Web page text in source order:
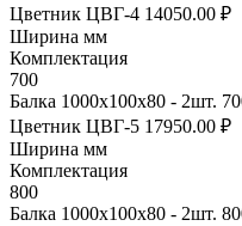
Цветник ЦВГ-4 14050.00 ₽
Ширина мм
Комплектация
700
Балка 1000х100х80 - 2шт.
Цветник ЦВГ-5 17950.00 ₽
Ширина мм
Комплектация
800
Балка 1000х100х80 - 2шт.